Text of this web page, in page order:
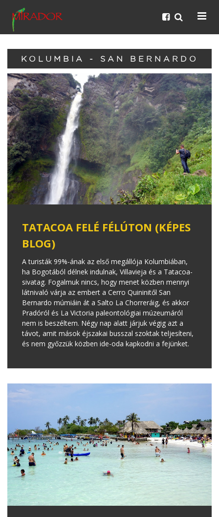
KOLUMBIA - SAN BERNARDO
TATACOA FELÉ FÉLÚTON (KÉPES
BLOG)
A turisták 99%-ának az első megállója Kolumbiában,
ha Bogotából délnek indulnak, Villavieja és a Tatacoa-
sivatag. Fogalmuk nincs, hogy menet közben mennyi
látnivaló várja az embert a Cerro Quininitől San
Bernardo múmiáin át a Salto La Chorreráig, és akkor
Pradóról és La Victoria paleontológiai múzeumáról
nem is beszéltem. Négy nap alatt járjuk végig azt a
távot, amit mások éjszakai busszal szoktak teljesíteni,
és nem győzzük közben ide-oda kapkodni a fejünket.